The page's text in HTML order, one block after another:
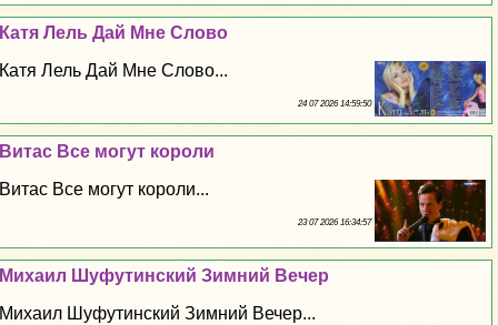
Катя Лель Дай Мне Слово
Катя Лель Дай Мне Слово...
24 07 2026 14:59:50
Витас Все могут короли
Витас Все могут короли...
23 07 2026 16:34:57
Михаил Шуфутинский Зимний Вечер
Михаил Шуфутинский Зимний Вечер...